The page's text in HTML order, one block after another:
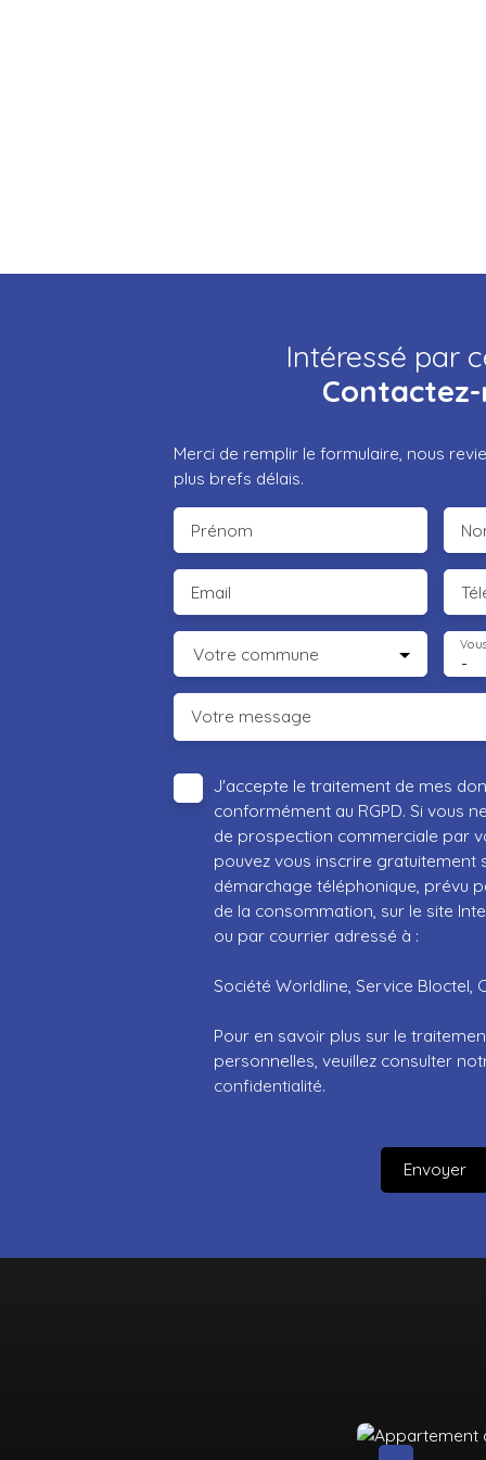
Intéressé par
Merci de remplir le formulaire, nous
plus brefs délais.
Prénom
Email
Votre commune -
Votre message
J'accepte le traitement de mes
conformément au RGPD. Si vous
de prospection commerciale par
pouvez vous inscrire gratuitement
démarchage téléphonique, prévu
de la consommation, sur le site
ou par courrier adressé à :
Société Worldline, Service Bloctel,
Pour en savoir plus sur le
personnelles, veuillez consulter
confidentialité.
Envoyer